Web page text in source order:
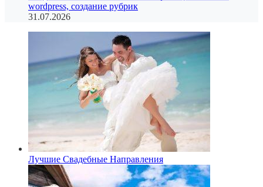
wordpress, создание рубрик
31.07.2026
Лучшие Свадебные Направления